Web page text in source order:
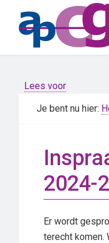
to
main
to
primary
Lees voor
Je bent nu hier:
2024-
Er wordt
terecht komen.